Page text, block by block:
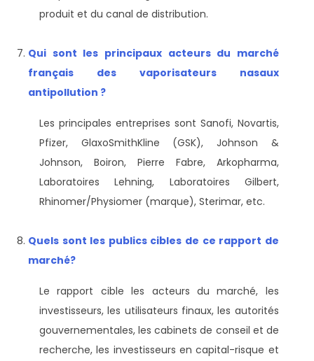
produit et du canal de distribution.
Qui sont les principaux acteurs du marché
français des vaporisateurs nasaux
antipollution ?
Les principales entreprises sont Sanofi, Novartis,
Pfizer, GlaxoSmithKline (GSK), Johnson &
Johnson, Boiron, Pierre Fabre, Arkopharma,
Laboratoires Lehning, Laboratoires Gilbert,
Rhinomer/Physiomer (marque), Sterimar, etc.
Quels sont les publics cibles de ce rapport de
marché?
Le rapport cible les acteurs du marché, les
investisseurs, les utilisateurs finaux, les autorités
gouvernementales, les cabinets de conseil et de
recherche, les investisseurs en capital-risque et